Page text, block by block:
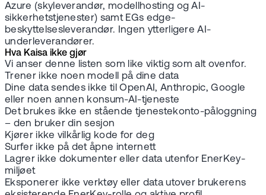
Azure (skyleverandør, modellhosting og AI-
sikkerhetstjenester) samt EGs edge-
beskyttelsesleverandør. Ingen ytterligere AI-
underleverandører.
Hva Kaisa ikke gjør
Vi anser denne listen som like viktig som alt ovenfor.
Trener ikke noen modell på dine data
Dine data sendes ikke til OpenAI, Anthropic, Google
eller noen annen konsum-AI-tjeneste
Det brukes ikke en stående tjenestekonto-påloggning
– den bruker din sesjon
Kjører ikke vilkårlig kode for deg
Surfer ikke på det åpne internett
Lagrer ikke dokumenter eller data utenfor EnerKey-
miljøet
Eksponerer ikke verktøy eller data utover brukerens